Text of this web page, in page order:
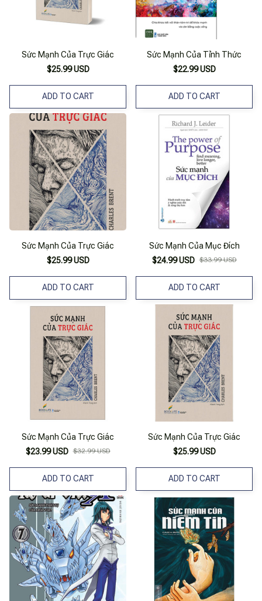
Sức Mạnh Của Trực Giác
$25.99 USD
ADD TO CART
Sức Mạnh Của Tỉnh Thức
$22.99 USD
ADD TO CART
Sức Mạnh Của Trực Giác
$25.99 USD
ADD TO CART
Sức Mạnh Của Mục Đích
$24.99 USD $33.99 USD
ADD TO CART
Sức Mạnh Của Trực Giác
$23.99 USD $32.99 USD
ADD TO CART
Sức Mạnh Của Trực Giác
$25.99 USD
ADD TO CART